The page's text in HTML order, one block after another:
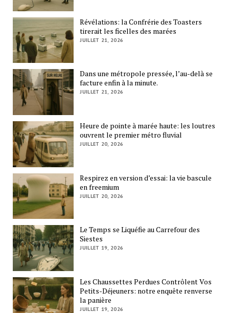
Révélations: la Confrérie des Toasters
tirerait les ficelles des marées
JUILLET 21, 2026
Dans une métropole pressée, l’au-delà se
facture enfin à la minute.
JUILLET 21, 2026
Heure de pointe à marée haute: les loutres
ouvrent le premier métro fluvial
JUILLET 20, 2026
Respirez en version d’essai: la vie bascule
en freemium
JUILLET 20, 2026
Le Temps se Liquéfie au Carrefour des
Siestes
JUILLET 19, 2026
Les Chaussettes Perdues Contrôlent Vos
Petits-Déjeuners: notre enquête renverse
la panière
JUILLET 19, 2026